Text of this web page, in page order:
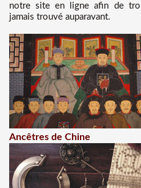
notre site en ligne afin de
jamais trouvé auparavant.
Ancêtres de Chine